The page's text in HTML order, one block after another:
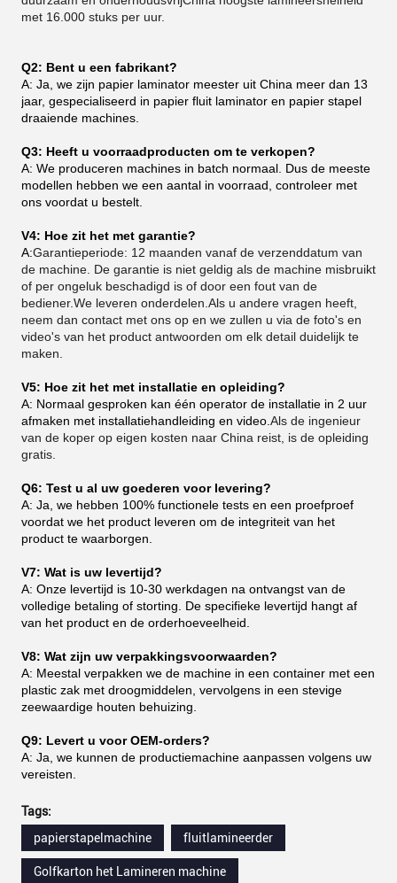
met 16.000 stuks per uur.
Q2: Bent u een fabrikant?
A: Ja, we zijn papier laminator meester uit China meer dan 13
jaar, gespecialiseerd in papier fluit laminator en papier stapel
draaiende machines.
Q3: Heeft u voorraadproducten om te verkopen?
A: We produceren machines in batch normaal. Dus de meeste
modellen hebben we een aantal in voorraad, controleer met
ons voordat u bestelt.
V4: Hoe zit het met garantie?
A:Garantieperiode: 12 maanden vanaf de verzenddatum van
de machine. De garantie is niet geldig als de machine misbruikt
of per ongeluk beschadigd is of door een fout van de
bediener.We leveren onderdelen.Als u andere vragen heeft,
neem dan contact met ons op en we zullen u via de foto's en
video's van het product antwoorden om elk detail duidelijk te
maken.
V5: Hoe zit het met installatie en opleiding?
A: Normaal gesproken kan één operator de installatie in 2 uur
afmaken met installatiehandleiding en video. Als de ingenieur
van de koper op eigen kosten naar China reist, is de opleiding
gratis.
Q6: Test u al uw goederen voor levering?
A: Ja, we hebben 100% functionele tests en een proefproef
voordat we het product leveren om de integriteit van het
product te waarborgen.
V7: Wat is uw levertijd?
A: Onze levertijd is 10-30 werkdagen na ontvangst van de
volledige betaling of storting. De specifieke levertijd hangt af
van het product en de orderhoeveelheid.
V8: Wat zijn uw verpakkingsvoorwaarden?
A: Meestal verpakken we de machine in een container met een
plastic zak met droogmiddelen, vervolgens in een stevige
zeewaardige houten behuizing.
Q9: Levert u voor OEM-orders?
A: Ja, we kunnen de productiemachine aanpassen volgens uw
vereisten.
Tags:
papierstapelmachine
fluitlamineerder
Golfkarton het Lamineren machine